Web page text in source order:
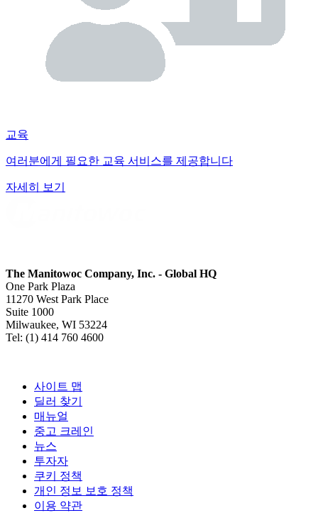
교육
여러분에게 필요한 교육 서비스를 제공합니다
자세히 보기
The Manitowoc Company, Inc. - Global HQ
One Park Plaza
11270 West Park Place
Suite 1000
Milwaukee, WI 53224
Tel: (1) 414 760 4600
사이트 맵
딜러 찾기
매뉴얼
중고 크레인
뉴스
투자자
쿠키 정책
개인 정보 보호 정책
이용 약관